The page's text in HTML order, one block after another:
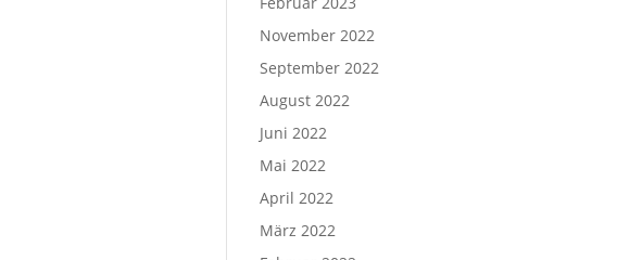
November 2022
September 2022
August 2022
Juni 2022
Mai 2022
April 2022
März 2022